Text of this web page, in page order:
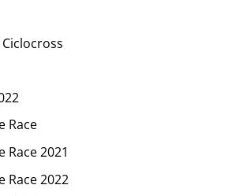
Race
Race 2021
Race 2022